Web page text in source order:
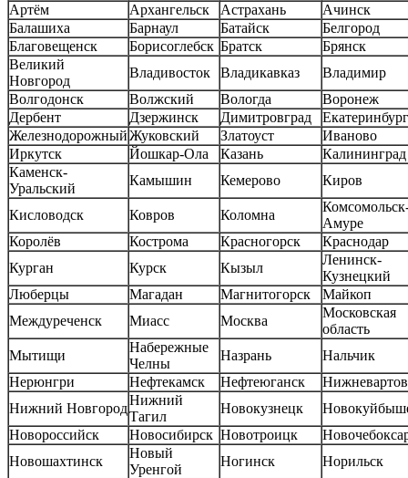
Артём
Архангельск Астрахань
Ачинск
Балашиха
Барнаул Батайск
Белгород
Благовещенск
Борисоглебск Братск
Брянск
Великий
Новгород
Владивосток Владикавказ
Владимир
Волгодонск
Волжский Вологда
Воронеж
Дербент
Дзержинск Димитровград
Екатеринбург
ЖелезнодорожныйЖуковский Златоуст
Иваново
Иркутск
Йошкар-Ола Казань
Калининград
Каменск-
Уральский
Камышин Кемерово Киров
Кисловодск Ковров Коломна
Амуре
Королёв
Кострома Красногорск
Краснодар
Курган
Курск Кызыл
Ленинск-
Кузнецкий
Люберцы
Магадан Магнитогорск
Майкоп
Междуреченск
Миасс Москва
Московская
область
Мытищи
Набережные
Челны
Назрань
Нальчик
Нерюнгри
Нефтекамск Нефтеюганск
Нижний Новгород
Нижний
Тагил
Новокузнецк
Новороссийск
Новосибирск Новотроицк
Новошахтинск
Новый
Уренгой
Ногинск
Норильск